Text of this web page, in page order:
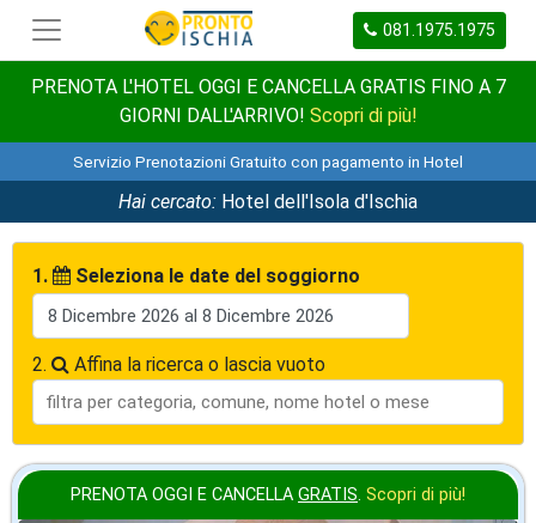
081.1975.1975
PRENOTA L'HOTEL OGGI E CANCELLA GRATIS FINO A 7
GIORNI DALL'ARRIVO! Scopri di più!
Servizio Prenotazioni Gratuito con pagamento in Hotel
Hai cercato: Hotel dell'Isola d'Ischia
1. Seleziona le date del soggiorno
2. Affina la ricerca o lascia vuoto
PRENOTA OGGI E CANCELLA GRATIS. Scopri di più!